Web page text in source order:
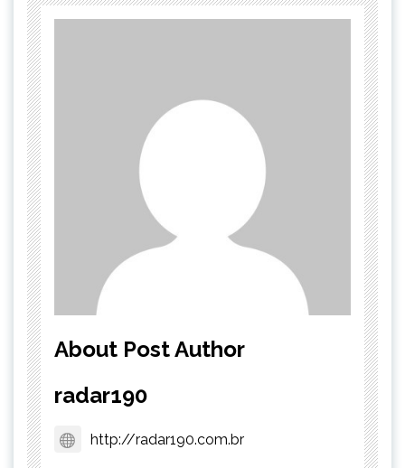
About Post Author
radar190
http://radar190.com.br